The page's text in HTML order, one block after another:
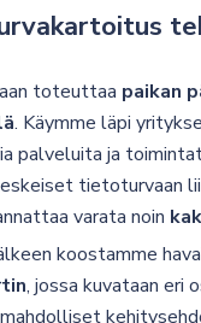
toteuttaa paikan
. Käymme läpi
palveluita ja
tietoturvaan
varata noin
koostamme
, jossa kuvataan eri